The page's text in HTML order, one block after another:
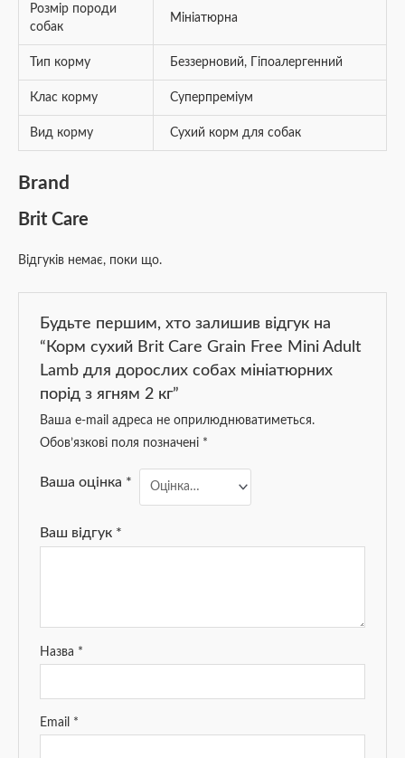
Розмір породи
собак
Мініатюрна
Тип корму Беззерновий, Гіпоалергенний
Клас корму Суперпреміум
Вид корму Сухий корм для собак
Brand
Brit Care
Відгуків немає, поки що.
Будьте першим, хто залишив відгук на
“Корм сухий Brit Care Grain Free Mini Adult
Lamb для дорослих собах мініатюрних
порід з ягням 2 кг”
Ваша e-mail адреса не оприлюднюватиметься.
Обов’язкові поля позначені *
Ваша оцінка *
Ваш відгук *
Назва *
Email *